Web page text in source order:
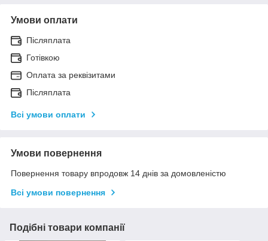
Умови оплати
Післяплата
Готівкою
Оплата за реквізитами
Післяплата
Всі умови оплати
Умови повернення
Повернення товару впродовж 14 днів за домовленістю
Всі умови повернення
Подібні товари компанії